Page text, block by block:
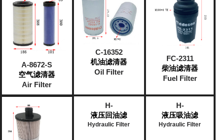
A-8672-S
空气滤清器
Air Filter
C-16352
机油滤清器
Oil Filter
FC-2311
柴油滤清器
Fuel Filter
H-
液压回油滤
Hydraulic Filter
H-
液压吸油滤
Hydraulic Filter